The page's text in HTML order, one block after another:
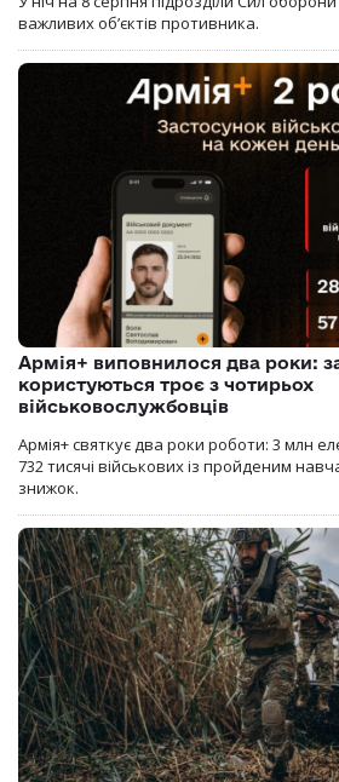
важливих об’єктів противника.
Армія+ виповнилося два роки:
користуються троє з чотирьох
військовослужбовців
Армія+ святкує два роки роботи: 3 млн
732 тисячі військових із пройденим
знижок.